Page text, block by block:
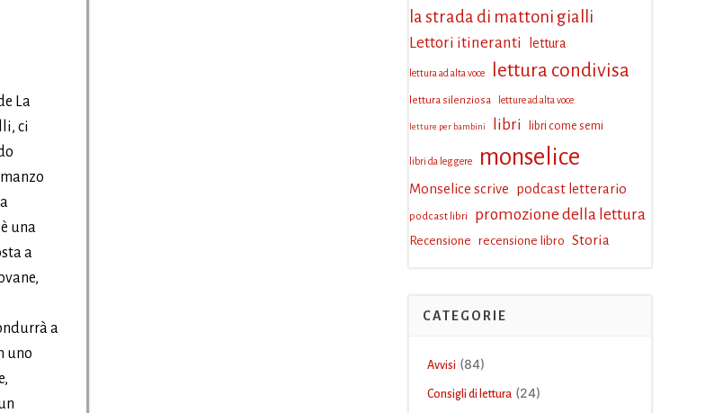
La
ci
una
a
a
uno
la strada di mattoni gialli
Lettori itineranti lettura
lettura ad alta voce lettura condivisa
lettura silenziosa letture ad alta voce
letture per bambini libri libri come semi
libri da leggere monselice
Monselice scrive podcast letterario
podcast libri promozione della lettura
Recensione recensione libro Storia
CATEGORIE
Avvisi (84)
Consigli di lettura(24)